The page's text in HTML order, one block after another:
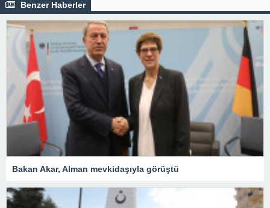
Benzer Haberler
Bakan Akar, Alman mevkidaşıyla görüştü